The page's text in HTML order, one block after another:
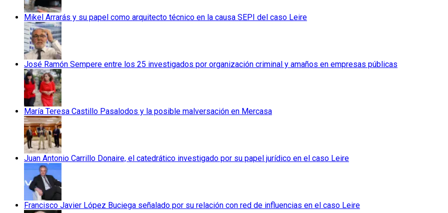
Mikel Arrarás y su papel como arquitecto técnico en la causa SEPI del caso Leire
José Ramón Sempere entre los 25 investigados por organización criminal y amaños en empresas públicas
María Teresa Castillo Pasalodos y la posible malversación en Mercasa
Juan Antonio Carrillo Donaire, el catedrático investigado por su papel jurídico en el caso Leire
Francisco Javier López Buciega señalado por su relación con red de influencias en el caso Leire